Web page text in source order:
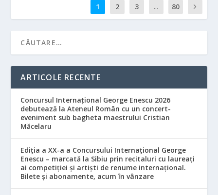
1 2 3 ... 80
ARTICOLE RECENTE
Concursul Internațional George Enescu 2026
debutează la Ateneul Român cu un concert-
eveniment sub bagheta maestrului Cristian
Măcelaru
Ediția a XX-a a Concursului Internațional George
Enescu – marcată la Sibiu prin recitaluri cu laureați
ai competiției și artiști de renume internațional.
Bilete și abonamente, acum în vânzare